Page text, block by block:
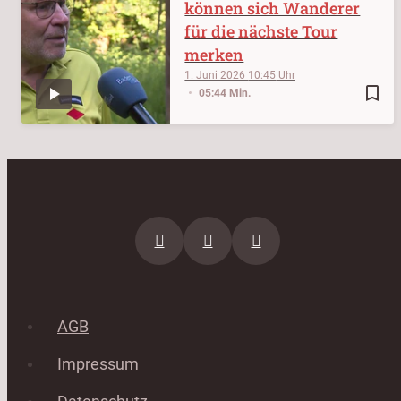
bookmark_border
1. Juni 2026 10:45
05:44 Min.
können sich Wanderer
für die nächste Tour
merken
AGB
Impressum